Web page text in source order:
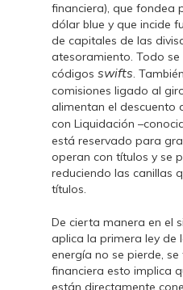
financiera), que fondea
dólar blue y que incide
de capitales de las
atesoramiento. Todo
códigos swifts.
comisiones ligado al
alimentan el descuento
con Liquidación
está reservado para
operan con títulos y se
reduciendo las canillas
títulos.
De cierta manera en el
aplica la primera ley de
energía no se pierde,
financiera esto implica
están directamente